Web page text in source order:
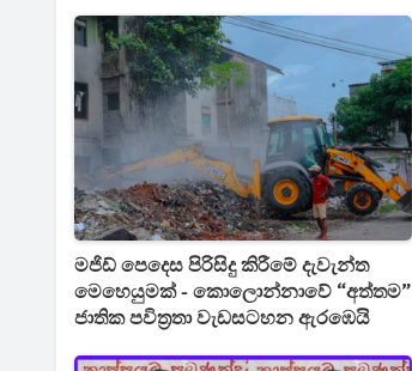
මජිඩ් පෙදෙස පිරිසිදු කිරීමේ දැවැන්ත
මෙහෙයුමක් - කොලොන්නාවේ “අත්තම”
ජාතික පවිත්‍රතා වැඩසටහන ඇරඹෙයි